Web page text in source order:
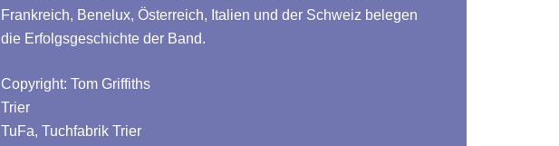
Frankreich, Benelux, Österreich, Italien und der Schweiz belegen
die Erfolgsgeschichte der Band.
Copyright: Tom Griffiths
Trier
TuFa, Tuchfabrik Trier